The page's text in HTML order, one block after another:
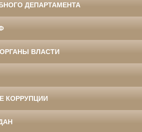
ДЕПАРТАМЕНТА
ВЛАСТИ
КОРРУПЦИИ